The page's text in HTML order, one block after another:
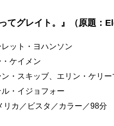
てグレイト。』（原題：
ット・ヨハンソン
ケイメン
・スキッブ、エリン・ケリ
・イジョフォー
リカ／ビスタ／カラー／98分